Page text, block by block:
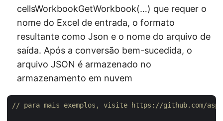
cellsWorkbookGetWorkbook(…) que requer o
nome do Excel de entrada, o formato
resultante como Json e o nome do arquivo de
saída. Após a conversão bem-sucedida, o
arquivo JSON é armazenado no
armazenamento em nuvem
// para mais exemplos, visite https://github.com/